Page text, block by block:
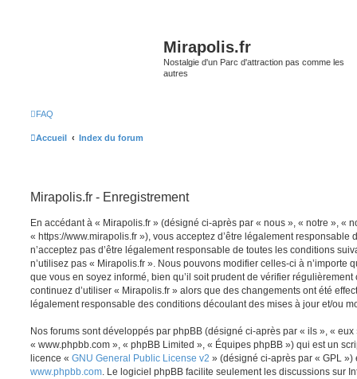
Mirapolis.fr
Nostalgie d'un Parc d'attraction pas comme les
autres
FAQ
Accueil Index du forum
Mirapolis.fr - Enregistrement
En accédant à « Mirapolis.fr » (désigné ci-après par « nous », « notre », «
« https://www.mirapolis.fr »), vous acceptez d’être légalement responsable
n’acceptez pas d’être légalement responsable de toutes les conditions
n’utilisez pas « Mirapolis.fr ». Nous pouvons modifier celles-ci à n’importe
que vous en soyez informé, bien qu’il soit prudent de vérifier
continuez d’utiliser « Mirapolis.fr » alors que des changements ont été
légalement responsable des conditions découlant des mises à jour et/ou
Nos forums sont développés par phpBB (désigné ci-après par « ils », «
« www.phpbb.com », « phpBB Limited », « Équipes phpBB ») qui est un
licence « GNU General Public License v2 » (désigné ci-après par « GPL
www.phpbb.com. Le logiciel phpBB facilite seulement les discussions sur